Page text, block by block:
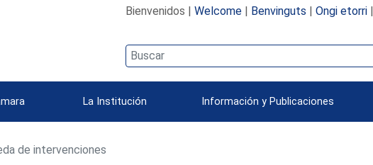
Bienvenidos | Welcome| Benvinguts | Ongi etorri|
La Institución Información y Publicaciones
de intervenciones